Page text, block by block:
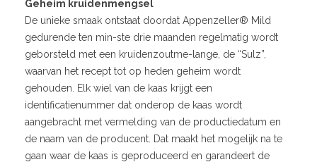
Geheim kruidenmengsel
De unieke smaak ontstaat doordat Appenzeller® Mild
gedurende ten min-ste drie maanden regelmatig wordt
geborsteld met een kruidenzoutme-lange, de “Sulz”,
waarvan het recept tot op heden geheim wordt
gehouden. Elk wiel van de kaas krijgt een
identificatienummer dat onderop de kaas wordt
aangebracht met vermelding van de productiedatum en
de naam van de producent. Dat maakt het mogelijk na te
gaan waar de kaas is geproduceerd en garandeert de